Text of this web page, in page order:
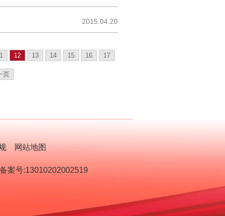
2015.04.20
12 13 14 15 16 17
页
网站地图
案号:13010202002519